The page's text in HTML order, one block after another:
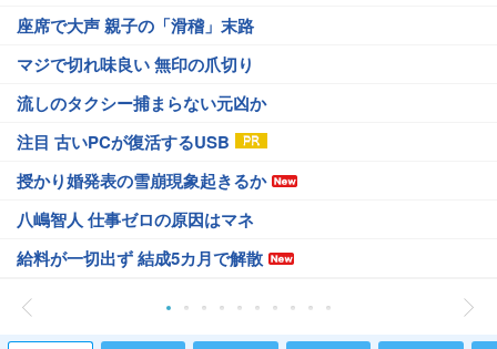
座席で大声 親子の「滑稽」末路
マジで切れ味良い 無印の爪切り
流しのタクシー捕まらない元凶か
注目 古いPCが復活するUSB
授かり婚発表の雪崩現象起きるか
八嶋智人 仕事ゼロの原因はマネ
給料が一切出ず 結成5カ月で解散